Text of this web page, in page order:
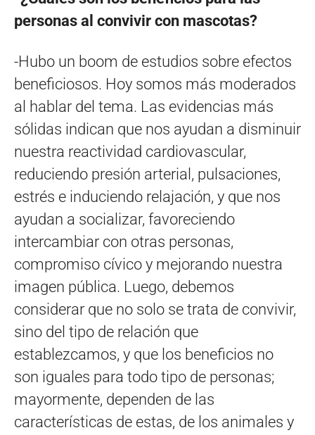
personas al convivir con mascotas?
-Hubo un boom de estudios sobre efectos
beneficiosos. Hoy somos más moderados
al hablar del tema. Las evidencias más
sólidas indican que nos ayudan a disminuir
nuestra reactividad cardiovascular,
reduciendo presión arterial, pulsaciones,
estrés e induciendo relajación, y que nos
ayudan a socializar, favoreciendo
intercambiar con otras personas,
compromiso cívico y mejorando nuestra
imagen pública. Luego, debemos
considerar que no solo se trata de convivir,
sino del tipo de relación que
establezcamos, y que los beneficios no
son iguales para todo tipo de personas;
mayormente, dependen de las
características de estas, de los animales y